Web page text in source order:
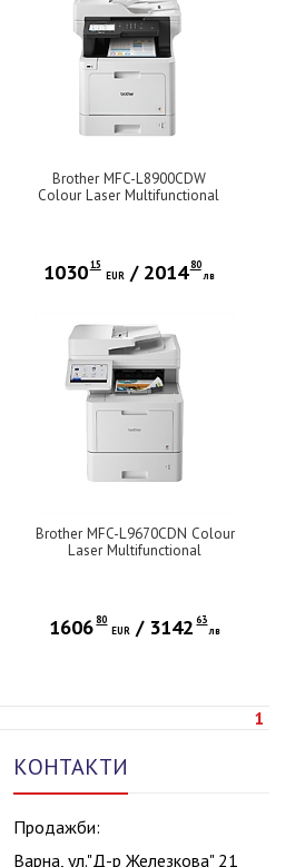
Brother MFC-L8900CDW
Colour Laser Multifunctional
1030 15
EUR/ 2014 80
лв
Brother MFC-L9670CDN Colour
Laser Multifunctional
1606 80
EUR / 3142 63
лв
1
КОНТАКТИ
Продажби:
Варна, ул."Д-р Железкова" 21